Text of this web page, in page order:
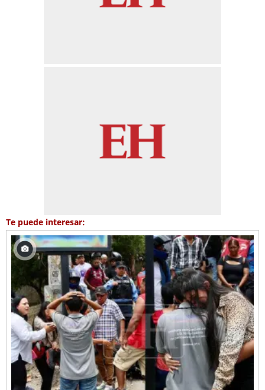
Te puede interesar: